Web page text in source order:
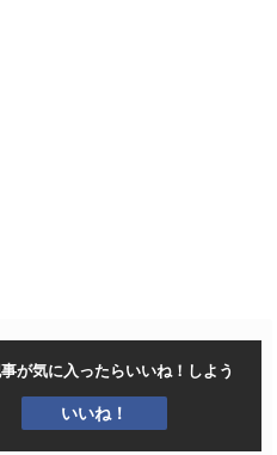
が気に入ったらいいね！しよう
いいね！